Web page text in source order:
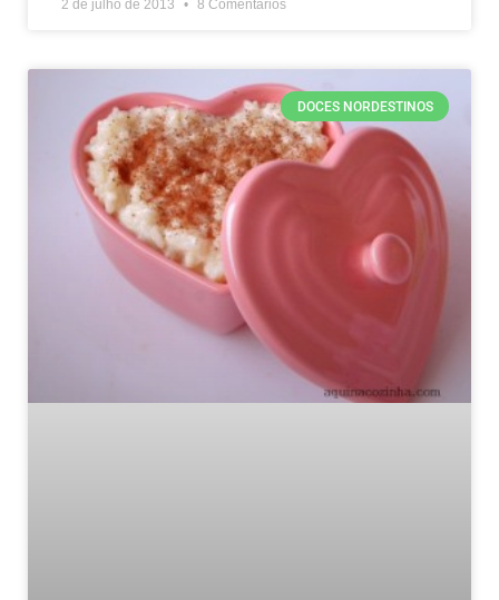
2 de julho de 2013 8 Comentários
DOCES NORDESTINOS